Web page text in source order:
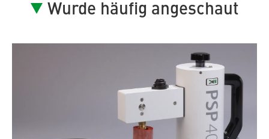
Wurde häufig angeschaut